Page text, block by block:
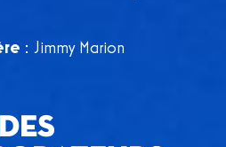
: Jimmy Marion
DES